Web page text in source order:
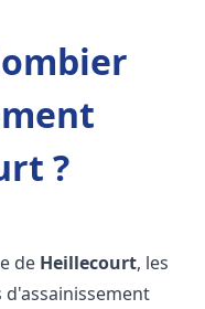
?
de Heillecourt, les